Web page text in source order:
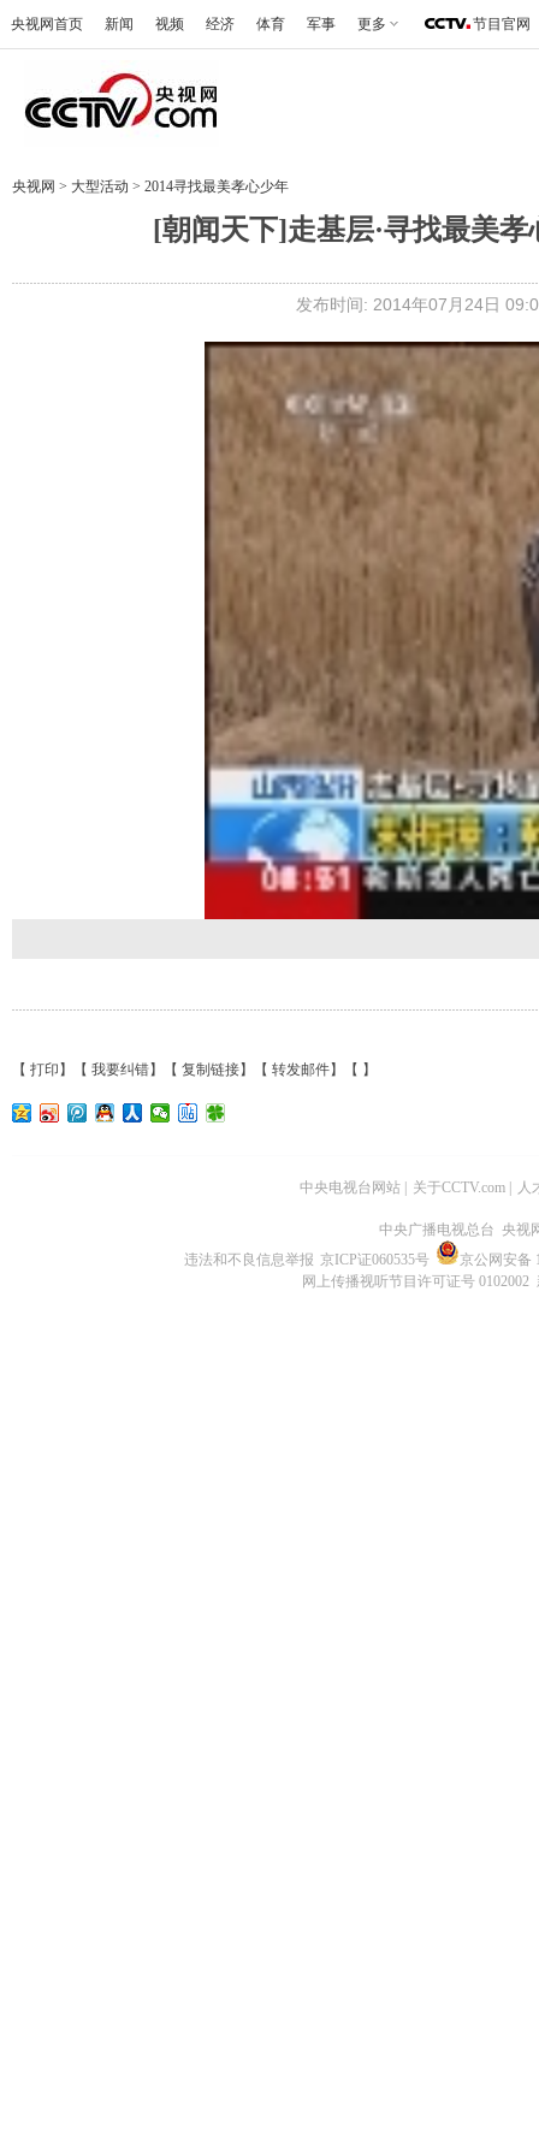
央视网首页 新闻 视频 经济 体育 军事 更多 节目官网
央视网 > 大型活动 > 2014寻找最美孝心少年
[朝闻天下]走基层·寻找最美
发布时间: 2014年07月24日
【 打印 】【 我要纠错】【 复制链接】【 转发邮件】【 】
中央电视台网站 关于CCTV.com 人
中央广播电视总台 央视
违法和不良信息举报 京ICP证060535号
京公网安备
网上传播视听节目许可证号 0102002